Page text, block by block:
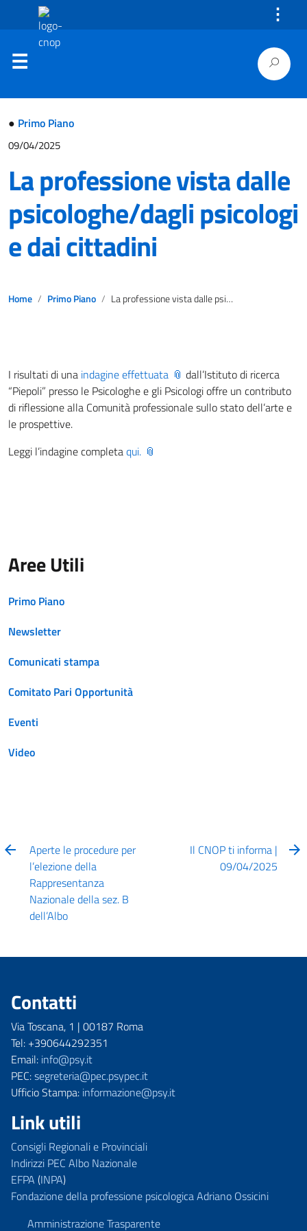
⋮
● Primo Piano
09/04/2025
La professione vista dalle
psicologhe/dagli psicologi
e dai cittadini
Home Primo Piano La professione vista dalle psicologhe/dagli psicologi e dai cittadini
I risultati di una indagine effettuata
dall’Istituto di ricerca
“Piepoli” presso le Psicologhe e gli Psicologi offre un contributo
di riflessione alla Comunità professionale sullo stato dell’arte e
le prospettive.
Leggi l’indagine completaqui.
Aree Utili
Primo Piano
Newsletter
Comunicati stampa
Comitato Pari Opportunità
Eventi
Video
Aperte le procedure per
l’elezione della
Rappresentanza
Nazionale della sez. B
dell’Albo
Il CNOP ti informa |
09/04/2025
Contatti
Via Toscana, 1 | 00187 Roma
Tel: +390644292351
Email: info@psy.it
PEC:segreteria@pec.psypec.it
Ufficio Stampa: informazione@psy.it
Link utili
Consigli Regionali e Provinciali
Indirizzi PEC Albo Nazionale
EFPA (INPA)
Fondazione della professione psicologica Adriano Ossicini
Amministrazione Trasparente